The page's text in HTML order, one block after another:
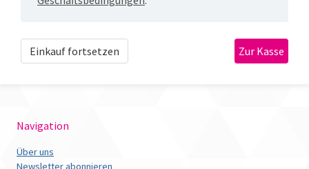
Einkauf fortsetzen
Navigation
Über uns
Newsletter abonnieren